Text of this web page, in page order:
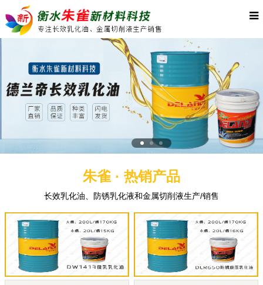
朱雀 · 热销产品
长效乳化油、防锈乳化液和金属切削液生产/销售